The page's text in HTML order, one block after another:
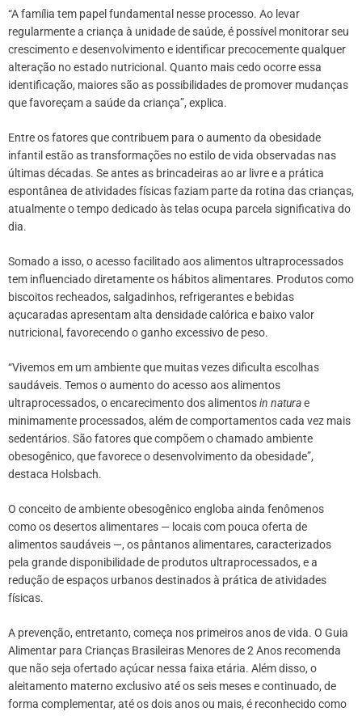
“A família tem papel fundamental nesse processo. Ao levar
regularmente a criança à unidade de saúde, é possível monitorar seu
crescimento e desenvolvimento e identificar precocemente qualquer
alteração no estado nutricional. Quanto mais cedo ocorre essa
identificação, maiores são as possibilidades de promover mudanças
que favoreçam a saúde da criança”, explica.
Entre os fatores que contribuem para o aumento da obesidade
infantil estão as transformações no estilo de vida observadas nas
últimas décadas. Se antes as brincadeiras ao ar livre e a prática
espontânea de atividades físicas faziam parte da rotina das crianças,
atualmente o tempo dedicado às telas ocupa parcela significativa do
dia.
Somado a isso, o acesso facilitado aos alimentos ultraprocessados
tem influenciado diretamente os hábitos alimentares. Produtos como
biscoitos recheados, salgadinhos, refrigerantes e bebidas
açucaradas apresentam alta densidade calórica e baixo valor
nutricional, favorecendo o ganho excessivo de peso.
“Vivemos em um ambiente que muitas vezes dificulta escolhas
saudáveis. Temos o aumento do acesso aos alimentos
ultraprocessados, o encarecimento dos alimentosin naturae
minimamente processados, além de comportamentos cada vez mais
sedentários. São fatores que compõem o chamado ambiente
obesogênico, que favorece o desenvolvimento da obesidade”,
destaca Holsbach.
O conceito de ambiente obesogênico engloba ainda fenômenos
como os desertos alimentares — locais com pouca oferta de
alimentos saudáveis —, os pântanos alimentares, caracterizados
pela grande disponibilidade de produtos ultraprocessados, e a
redução de espaços urbanos destinados à prática de atividades
físicas.
A prevenção, entretanto, começa nos primeiros anos de vida. O Guia
Alimentar para Crianças Brasileiras Menores de 2 Anos recomenda
que não seja ofertado açúcar nessa faixa etária. Além disso, o
aleitamento materno exclusivo até os seis meses e continuado, de
forma complementar, até os dois anos ou mais, é reconhecido como